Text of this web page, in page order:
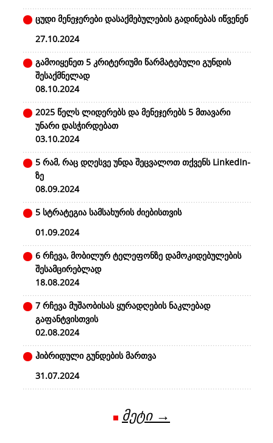
ცუდი მენეჯერები დასაქმებულების გადინებას იწვენენ
27.10.2024
გამოიყენეთ 5 კრიტერიუმი წარმატებული გუნდის
შესაქმნელად
08.10.2024
2025 წელს ლიდერებს და მენეჯერებს 5 მთავარი
უნარი დასჭირდებათ
03.10.2024
5 რამ, რაც დღესვე უნდა შეცვალოთ თქვენს LinkedIn-
ზე
08.09.2024
5 სტრატეგია სამსახურის ძიებისთვის
01.09.2024
6 რჩევა, მობილურ ტელეფონზე დამოკიდებულების
შესამცირებლად
18.08.2024
7 რჩევა მუშაობისას ყურადღების ნაკლებად
გაფანტვისთვის
02.08.2024
ჰიბრიდული გუნდების მართვა
31.07.2024
მეტი →